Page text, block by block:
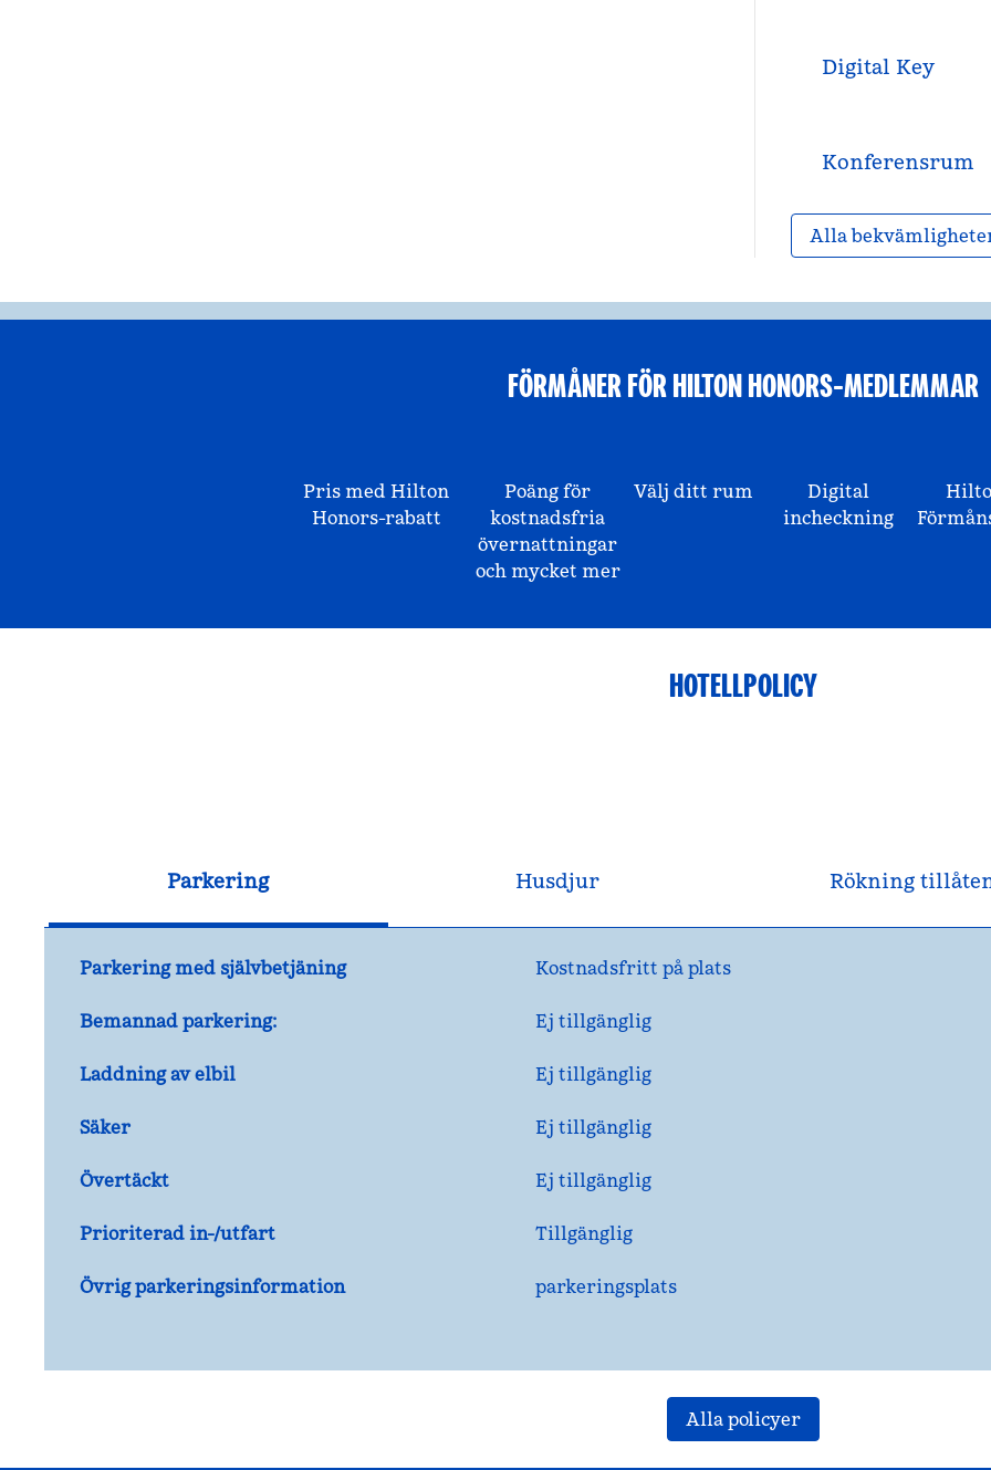
Digital Key
Konferensrum
Alla
FÖRMÅNER FÖR HILTON HONORS-MEDLEMMAR
Pris med Hilton
Honors-rabatt
Poäng för
kostnadsfria
övernattningar
och mycket mer
Välj ditt rum
Digital
incheckning
HOTELLPOLICY
Parkering Husdjur Rökning
Parkering med självbetjäning Kostnadsfritt på plats
Bemannad parkering: Ej tillgänglig
Laddning av elbil Ej tillgänglig
Säker Ej tillgänglig
Övertäckt Ej tillgänglig
Prioriterad in-/utfart Tillgänglig
Övrig parkeringsinformation parkeringsplats
Alla policyer